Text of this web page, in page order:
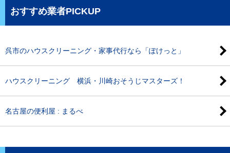
おすすめ業者PICKUP
呉市のハウスクリーニング・家事代行なら「ぽけっと」
ハウスクリーニング 横浜・川崎おそうじマスターズ！
名古屋の便利屋 : まるべ